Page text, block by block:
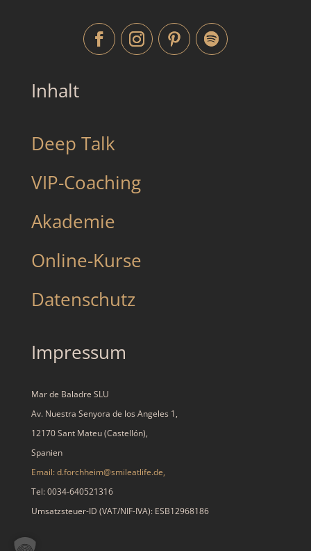
Inhalt
Deep Talk
VIP-Coaching
Akademie
Online-Kurse
Datenschutz
Impressum
Mar de Baladre SLU
Av. Nuestra Senyora de los Angeles 1,
12170 Sant Mateu (Castellón),
Spanien
Email: d.forchheim@smileatlife.de,
Tel: 0034-640521316
Umsatzsteuer-ID (VAT/NIF-IVA): ESB12968186